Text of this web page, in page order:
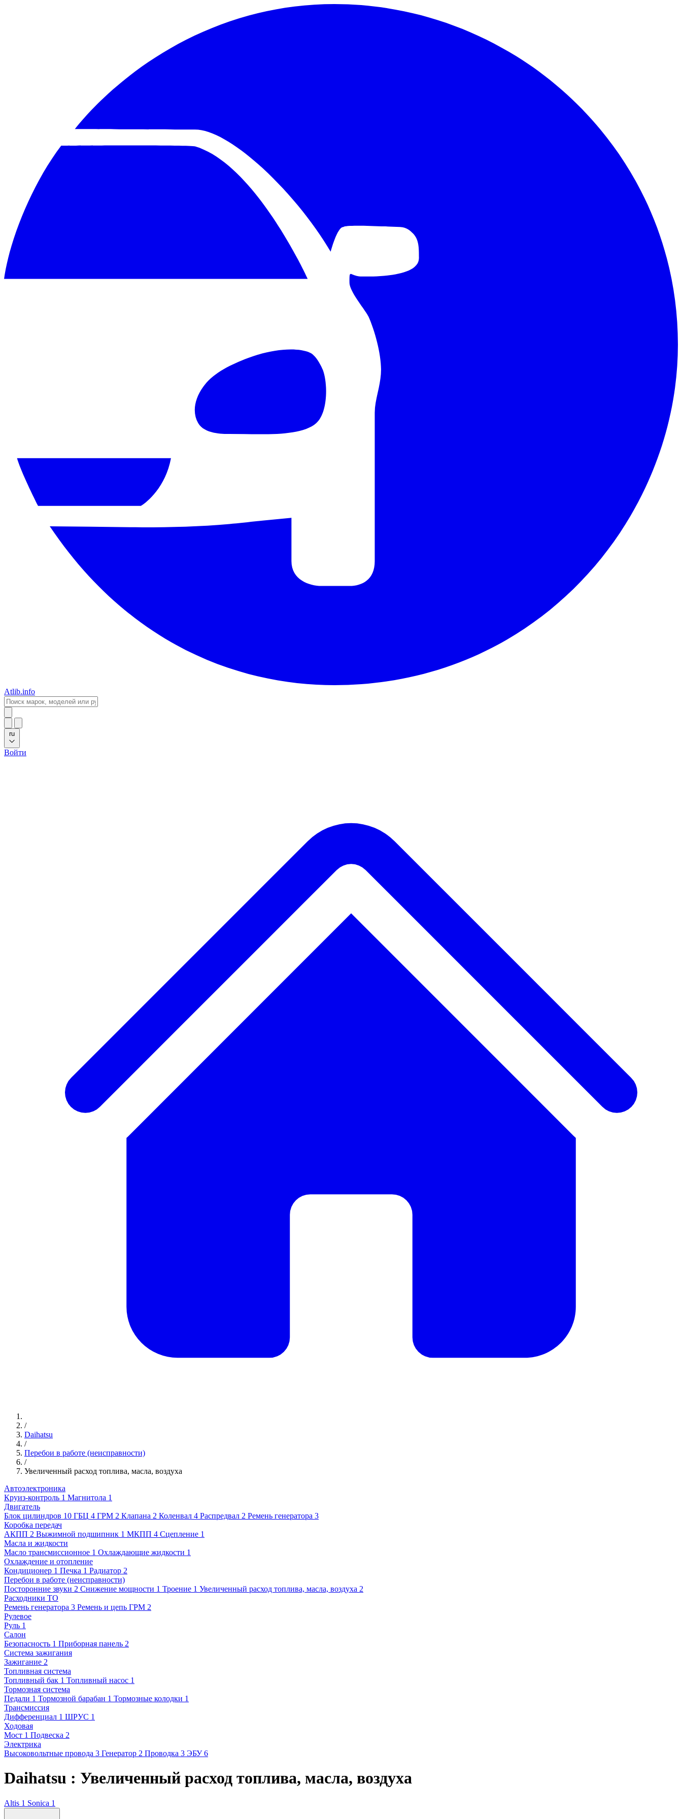
Atlib.info
ru
Войти
/
Daihatsu
/
Перебои в работе (неисправности)
/
Увеличенный расход топлива, масла, воздуха
Автоэлектроника
Круиз-контроль 1 Магнитола 1
Двигатель
Блок цилиндров 10 ГБЦ 4 ГРМ 2 Клапана 2 Коленвал 4 Распредвал 2 Ремень генератора 3
Коробка передач
АКПП 2 Выжимной подшипник 1 МКПП 4 Сцепление 1
Масла и жидкости
Масло трансмиссионное 1 Охлаждающие жидкости 1
Охлаждение и отопление
Кондиционер 1 Печка 1 Радиатор 2
Перебои в работе (неисправности)
Посторонние звуки 2 Снижение мощности 1 Троение 1 Увеличенный расход топлива, масла, воздуха 2
Расходники ТО
Ремень генератора 3 Ремень и цепь ГРМ 2
Рулевое
Руль 1
Салон
Безопасность 1 Приборная панель 2
Система зажигания
Зажигание 2
Топливная система
Топливный бак 1 Топливный насос 1
Тормозная система
Педали 1 Тормозной барабан 1 Тормозные колодки 1
Трансмиссия
Дифференциал 1 ШРУС 1
Ходовая
Мост 1 Подвеска 2
Электрика
Высоковольтные провода 3 Генератор 2 Проводка 3 ЭБУ 6
Daihatsu : Увеличенный расход топлива, масла, воздуха
Altis 1 Sonica 1